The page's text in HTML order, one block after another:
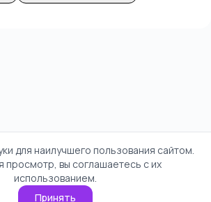
для наилучшего пользования сайтом.
просмотр, вы соглашаетесь с их
использованием.
Принять